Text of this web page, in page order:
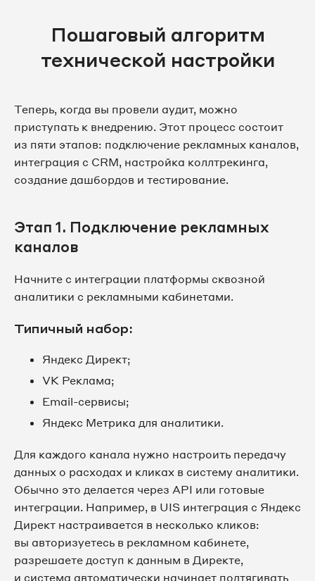
Пошаговый алгоритм
технической настройки
Теперь, когда вы провели аудит, можно
приступать к внедрению. Этот процесс состоит
из пяти этапов: подключение рекламных каналов,
интеграция с CRM, настройка коллтрекинга,
создание дашбордов и тестирование.
Этап 1. Подключение рекламных
каналов
Начните с интеграции платформы сквозной
аналитики с рекламными кабинетами.
Типичный набор:
Яндекс Директ;
VK Реклама;
Email-сервисы;
Яндекс Метрика для аналитики.
Для каждого канала нужно настроить передачу
данных о расходах и кликах в систему аналитики.
Обычно это делается через API или готовые
интеграции. Например, в UIS интеграция с Яндекс
Директ настраивается в несколько кликов:
вы авторизуетесь в рекламном кабинете,
разрешаете доступ к данным в Директе,
и система автоматически начинает подтягивать